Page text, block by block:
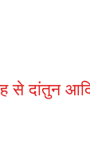
से दांतुन